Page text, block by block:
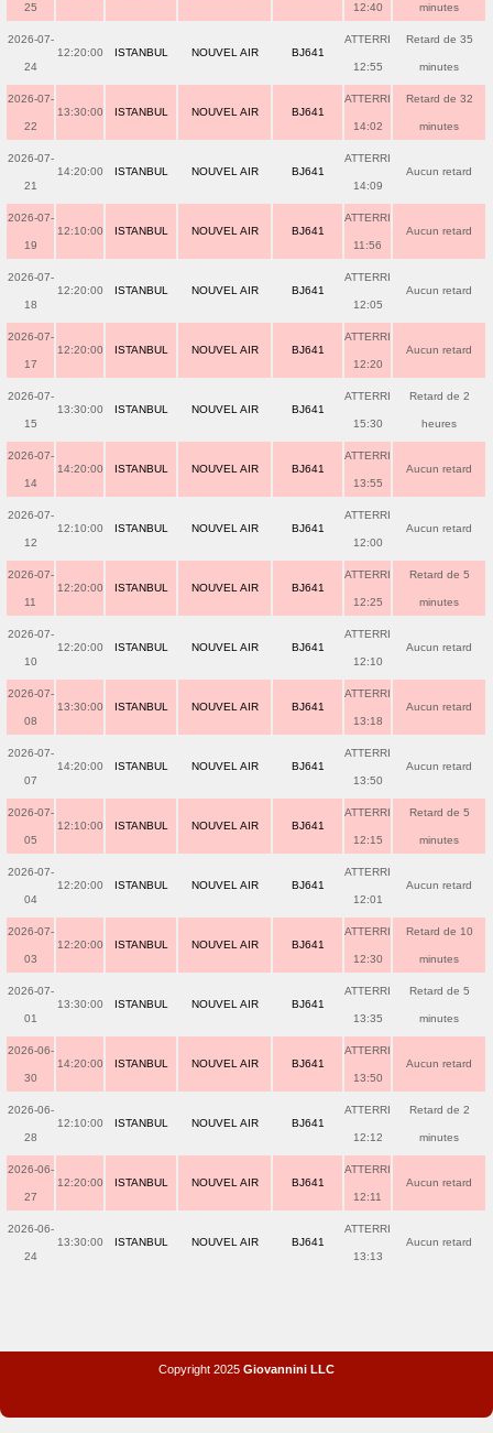
25 12:40 minutes
2026-07-
24
12:20:00 ISTANBUL NOUVEL AIR BJ641
ATTERRI
12:55
Retard de 35
minutes
2026-07-
22
13:30:00 ISTANBUL NOUVEL AIR BJ641
ATTERRI
14:02
Retard de 32
minutes
2026-07-
21
14:20:00 ISTANBUL NOUVEL AIR BJ641
ATTERRI
14:09
Aucun retard
2026-07-
19
12:10:00 ISTANBUL NOUVEL AIR BJ641
ATTERRI
11:56
Aucun retard
2026-07-
18
12:20:00 ISTANBUL NOUVEL AIR BJ641
ATTERRI
12:05
Aucun retard
2026-07-
17
12:20:00 ISTANBUL NOUVEL AIR BJ641
ATTERRI
12:20
Aucun retard
2026-07-
15
13:30:00 ISTANBUL NOUVEL AIR BJ641
ATTERRI
15:30
Retard de 2
heures
2026-07-
14
14:20:00 ISTANBUL NOUVEL AIR BJ641
ATTERRI
13:55
Aucun retard
2026-07-
12
12:10:00 ISTANBUL NOUVEL AIR BJ641
ATTERRI
12:00
Aucun retard
2026-07-
11
12:20:00 ISTANBUL NOUVEL AIR BJ641
ATTERRI
12:25
Retard de 5
minutes
2026-07-
10
12:20:00 ISTANBUL NOUVEL AIR BJ641
ATTERRI
12:10
Aucun retard
2026-07-
08
13:30:00 ISTANBUL NOUVEL AIR BJ641
ATTERRI
13:18
Aucun retard
2026-07-
07
14:20:00 ISTANBUL NOUVEL AIR BJ641
ATTERRI
13:50
Aucun retard
2026-07-
05
12:10:00 ISTANBUL NOUVEL AIR BJ641
ATTERRI
12:15
Retard de 5
minutes
2026-07-
04
12:20:00 ISTANBUL NOUVEL AIR BJ641
ATTERRI
12:01
Aucun retard
2026-07-
03
12:20:00 ISTANBUL NOUVEL AIR BJ641
ATTERRI
12:30
Retard de 10
minutes
2026-07-
01
13:30:00 ISTANBUL NOUVEL AIR BJ641
ATTERRI
13:35
Retard de 5
minutes
2026-06-
30
14:20:00 ISTANBUL NOUVEL AIR BJ641
ATTERRI
13:50
Aucun retard
2026-06-
28
12:10:00 ISTANBUL NOUVEL AIR BJ641
ATTERRI
12:12
Retard de 2
minutes
2026-06-
27
12:20:00 ISTANBUL NOUVEL AIR BJ641
ATTERRI
12:11
Aucun retard
2026-06-
24
13:30:00 ISTANBUL NOUVEL AIR BJ641
ATTERRI
13:13
Aucun retard
Copyright 2025 Giovannini LLC